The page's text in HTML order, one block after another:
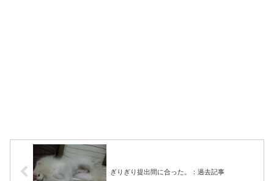
ぎりぎり提出間に合った。：過去記事